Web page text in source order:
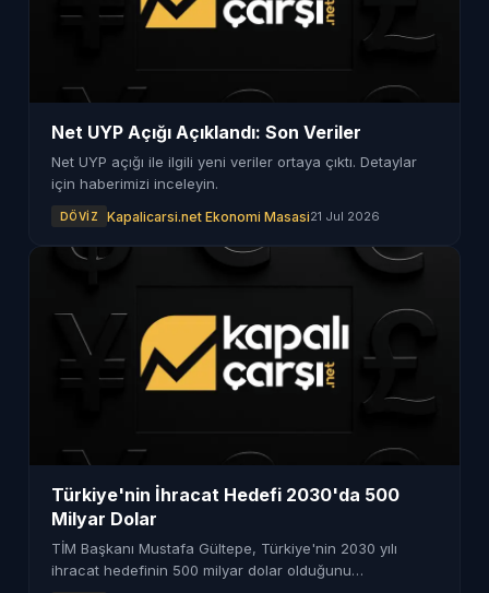
Net UYP Açığı Açıklandı: Son Veriler
Net UYP açığı ile ilgili yeni veriler ortaya çıktı. Detaylar
için haberimizi inceleyin.
DÖVIZ Kapalicarsi.net Ekonomi Masasi21 Jul 2026
Türkiye'nin İhracat Hedefi 2030'da 500
Milyar Dolar
TİM Başkanı Mustafa Gültepe, Türkiye'nin 2030 yılı
ihracat hedefinin 500 milyar dolar olduğunu